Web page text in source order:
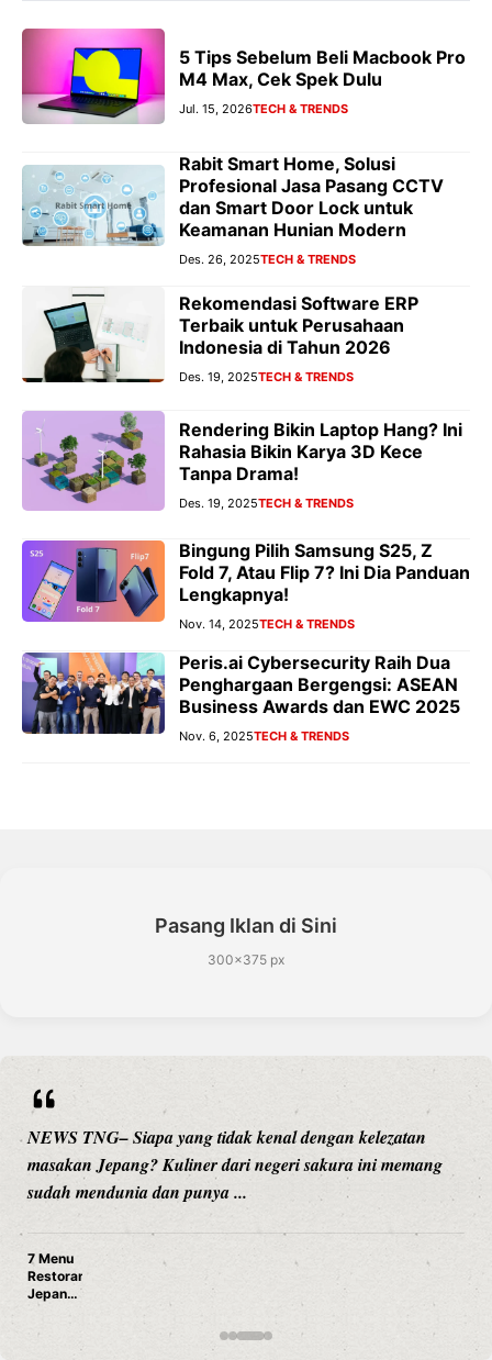
5 Tips Sebelum Beli Macbook Pro
M4 Max, Cek Spek Dulu
Jul. 15, 2026TECH & TRENDS
Rabit Smart Home, Solusi
Profesional Jasa Pasang CCTV
dan Smart Door Lock untuk
Keamanan Hunian Modern
Des. 26, 2025TECH & TRENDS
Rekomendasi Software ERP
Terbaik untuk Perusahaan
Indonesia di Tahun 2026
Des. 19, 2025TECH & TRENDS
Rendering Bikin Laptop Hang? Ini
Rahasia Bikin Karya 3D Kece
Tanpa Drama!
Des. 19, 2025TECH & TRENDS
Bingung Pilih Samsung S25, Z
Fold 7, Atau Flip 7? Ini Dia Panduan
Lengkapnya!
Nov. 14, 2025TECH & TRENDS
Peris.ai Cybersecurity Raih Dua
Penghargaan Bergengsi: ASEAN
Business Awards dan EWC 2025
Nov. 6, 2025TECH & TRENDS
Pasang Iklan di Sini
300×375 px
NEWS TNG– Siapa sangka, dua nama besar di dunia
hiburan, Nunung Srimulat dan Vicky Prasetyo, kini
merambah dunia kuliner dengan ...
Nunung Srimulat & Vicky Prasetyo Buka Restoran Ayam